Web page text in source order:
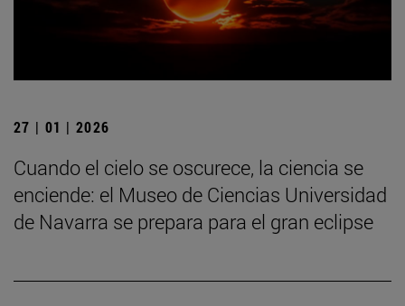
27 | 01 | 2026
Cuando el cielo se oscurece, la ciencia se
enciende: el Museo de Ciencias Universidad
de Navarra se prepara para el gran eclipse